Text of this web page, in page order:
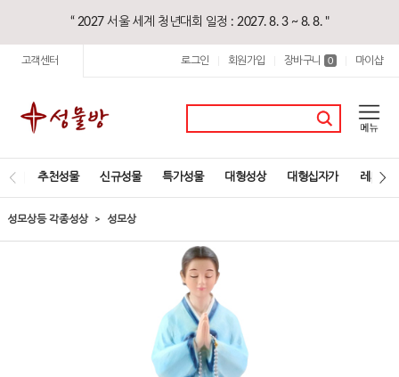
“ 2027 서울 세계 청년대회 일정 : 2027. 8. 3 ~ 8. 8. "
고객센터 로그인 회원가입 장바구니 0 마이샵
추천성물 신규성물 특가성물 대형성상 대형십자가 레지오
성모상등 각종성상 성모상